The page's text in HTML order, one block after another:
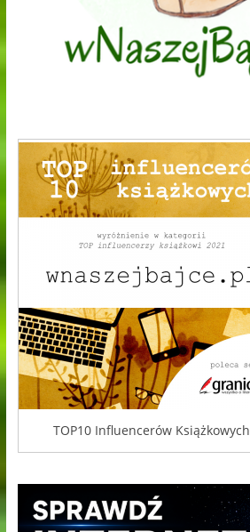
TOP10 Influencerów Książkowych